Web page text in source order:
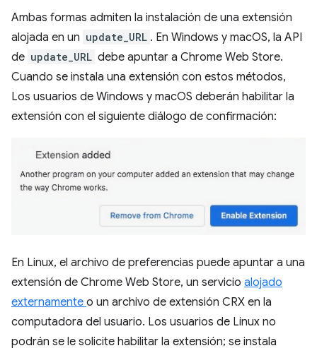
Ambas formas admiten la instalación de una extensión
alojada en un update_URL . En Windows y macOS, la API
de update_URL debe apuntar a Chrome Web Store.
Cuando se instala una extensión con estos métodos,
Los usuarios de Windows y macOS deberán habilitar la
extensión con el siguiente diálogo de confirmación:
En Linux, el archivo de preferencias puede apuntar a una
extensión de Chrome Web Store, un servicio alojado
externamente o un archivo de extensión CRX en la
computadora del usuario. Los usuarios de Linux no
podrán se le solicite habilitar la extensión; se instala